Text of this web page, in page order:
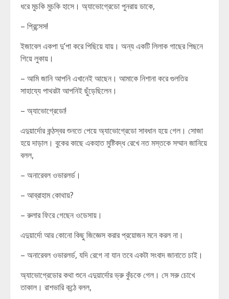
ধরে মুচকি মুচকি হাসে। অ্যাভোগ্রেডো পুনরায় ডাকে,
– প্রিন্সেস!
ইজাবেল একপা দু’পা করে পিছিয়ে যায়। অন্য একটি লিলাক গাছের পিছনে
গিয়ে লুকায়।
– আমি জানি আপনি এখানেই আছেন। আমাকে নিশানা করে গুলতির
সাহায্যে পাথরটা আপনিই ছুঁড়েছিলেন।
– অ্যাভোগ্রেডো!
এদুয়ার্দোর কন্ঠস্বর শুনতে পেয়ে অ্যাভোগ্রেডো সাবধান হয়ে গেল। সোজা
হয়ে দাড়াল। বুকের কাছে একহাত মুষ্টিবদ্ধ রেখে নত মস্তকে সম্মান জানিয়ে
বলল,
– অনারেবল ওভারলর্ড।
– আব্রাহাম কোথায়?
– রুলার ফিরে গেছেন ওডেসায়।
এদুয়ার্দো আর কোনো কিছু জিজ্ঞেস করার প্রয়োজন মনে করল না।
– অনারেবল ওভারলর্ড, যদি রেগে না যান তবে একটা সংবাদ জানাতে চাই।
অ্যাভোগ্রেডোর কথা শুনে এদুয়ার্দোর ভ্রু কুঁচকে গেল। সে সরু চোখে
তাকাল। রাশভারি কন্ঠে বলল,